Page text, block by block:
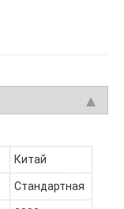
Китай
Стандартная